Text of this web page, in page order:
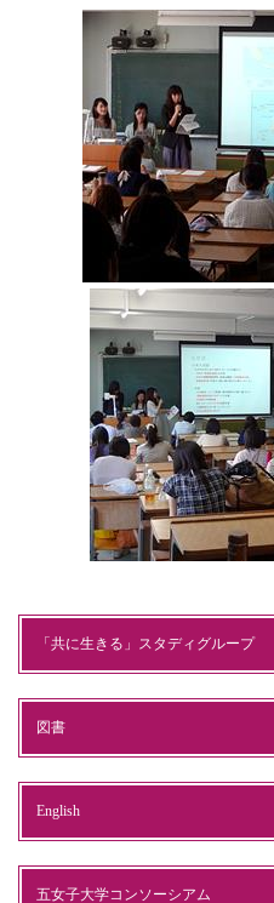
「共に生きる」スタディグループ
図書
English
五女子大学コンソーシアム